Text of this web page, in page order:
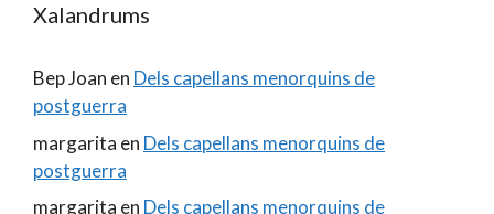
Xalandrums
Bep Joan en Dels capellans menorquins de
postguerra
margarita en Dels capellans menorquins de
postguerra
margarita en Dels capellans menorquins de